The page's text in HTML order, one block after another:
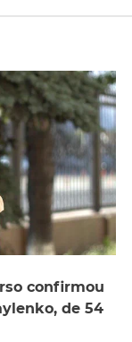
confirmou
de 54